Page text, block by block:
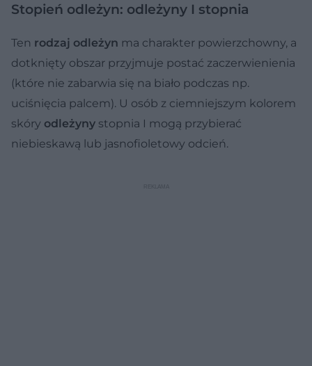
Stopień odleżyn: odleżyny I stopnia
Ten rodzaj odleżyn ma charakter powierzchowny, a
dotknięty obszar przyjmuje postać zaczerwienienia
(które nie zabarwia się na biało podczas np.
uciśnięcia palcem). U osób z ciemniejszym kolorem
skóry odleżyny stopnia I mogą przybierać
niebieskawą lub jasnofioletowy odcień.